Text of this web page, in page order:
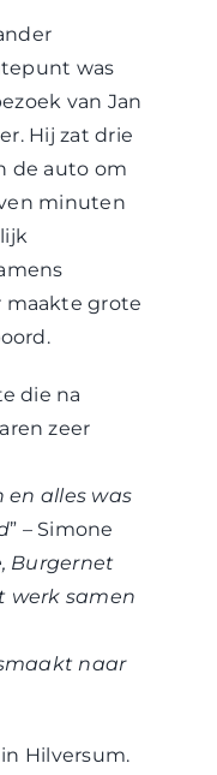
was
van Jan
Hij zat drie
de auto om
minuten
maakte grote
die na
zeer
en alles was
” – Simone
Burgernet
werk samen
naar
Hilversum.